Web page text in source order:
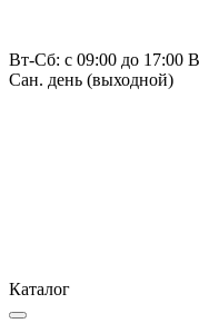
Вт-Сб: с 09:00 до 17:00
Сан. день (выходной)
Каталог